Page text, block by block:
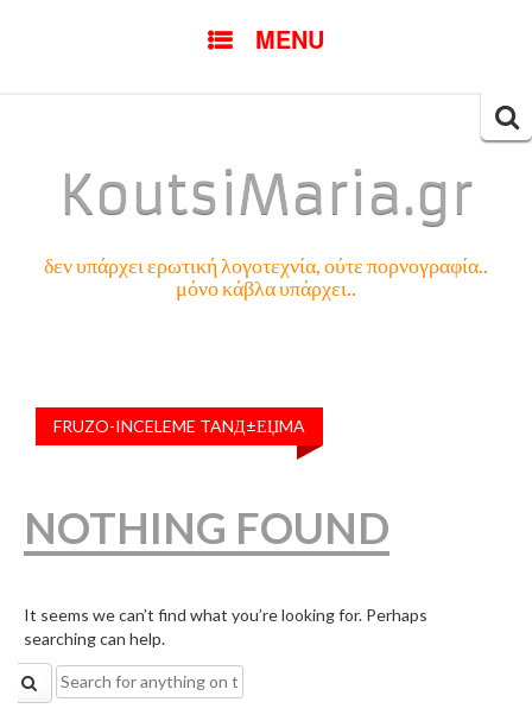
MENU
KoutsiMaria.gr
δεν υπάρχει ερωτική λογοτεχνία, ούτε πορνογραφία..
μόνο κάβλα υπάρχει..
FRUZO-INCELEME TANД±ЕЏMA
NOTHING FOUND
It seems we can’t find what you’re looking for. Perhaps
searching can help.
Search
for: